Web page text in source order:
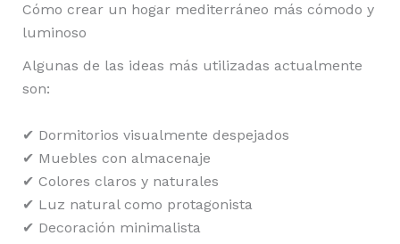
Cómo crear un hogar mediterráneo más cómodo y
luminoso
Algunas de las ideas más utilizadas actualmente
son:
✔ Dormitorios visualmente despejados
✔ Muebles con almacenaje
✔ Colores claros y naturales
✔ Luz natural como protagonista
✔ Decoración minimalista